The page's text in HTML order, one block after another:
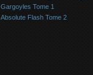
Gargoyles Tome 1
Absolute Flash Tome 2